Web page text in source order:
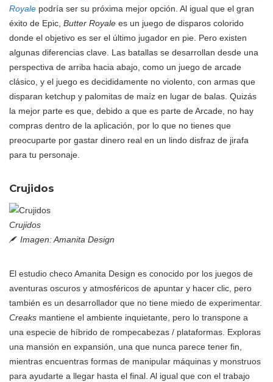
Royale podría ser su próxima mejor opción. Al igual que el gran
éxito de Epic, Butter Royale es un juego de disparos colorido
donde el objetivo es ser el último jugador en pie. Pero existen
algunas diferencias clave. Las batallas se desarrollan desde una
perspectiva de arriba hacia abajo, como un juego de arcade
clásico, y el juego es decididamente no violento, con armas que
disparan ketchup y palomitas de maíz en lugar de balas. Quizás
la mejor parte es que, debido a que es parte de Arcade, no hay
compras dentro de la aplicación, por lo que no tienes que
preocuparte por gastar dinero real en un lindo disfraz de jirafa
para tu personaje.
Crujidos
Crujidos
Imagen: Amanita Design
El estudio checo Amanita Design es conocido por los juegos de
aventuras oscuros y atmosféricos de apuntar y hacer clic, pero
también es un desarrollador que no tiene miedo de experimentar.
Creaks mantiene el ambiente inquietante, pero lo transpone a
una especie de híbrido de rompecabezas / plataformas. Exploras
una mansión en expansión, una que nunca parece tener fin,
mientras encuentras formas de manipular máquinas y monstruos
para ayudarte a llegar hasta el final. Al igual que con el trabajo